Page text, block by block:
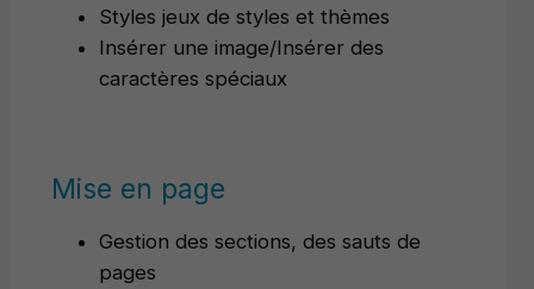
Styles jeux de styles et thèmes
Insérer une image/Insérer des
caractères spéciaux
Mise en page
Gestion des sections, des sauts de
pages